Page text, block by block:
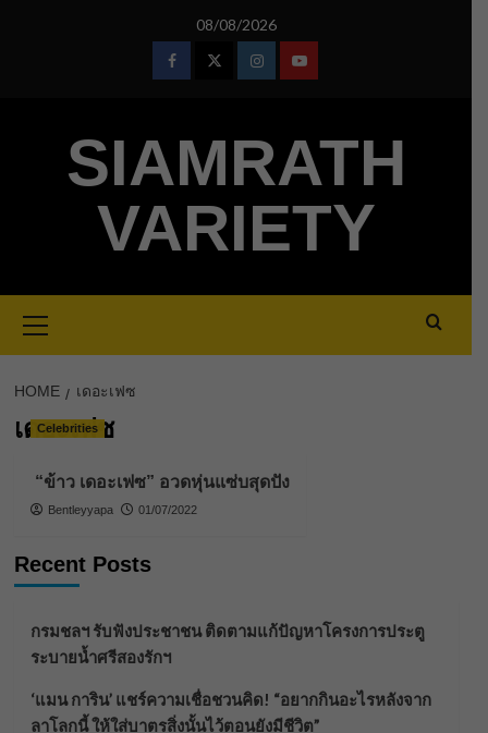
08/08/2026
FacebookTwitterInstagramYoutube
SIAMRATH
VARIETY
Menu
HOME เดอะเฟซ
เดอะเฟซ
Celebrities
“ข้าว เดอะเฟซ” อวดหุ่นแซ่บสุดปัง
Bentleyyapa 01/07/2022
Recent Posts
กรมชลฯ รับฟังประชาชน ติดตามแก้ปัญหาโครงการประตู
ระบายน้ำศรีสองรักฯ
‘แมน การิน’ แชร์ความเชื่อชวนคิด! “อยากกินอะไรหลังจาก
ลาโลกนี้ ให้ใส่บาตรสิ่งนั้นไว้ตอนยังมีชีวิต”